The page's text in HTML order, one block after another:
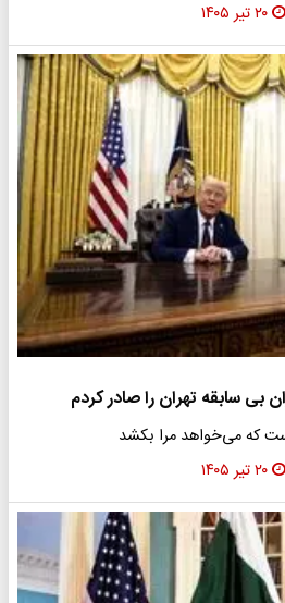
۲۰ تیر ۱۴۰۵
بی سابقه تهران را صادر کردم
که می‌خواهد مرا بکشد
۲۰ تیر ۱۴۰۵